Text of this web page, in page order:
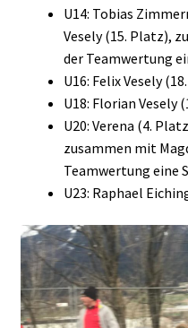
U14: Tobias
Vesely (15. Platz),
der Teamwertung
U16: Felix Vesely
U18: Florian Vesely
U20: Verena (4.
zusammen mit
Teamwertung eine
U23: Raphael